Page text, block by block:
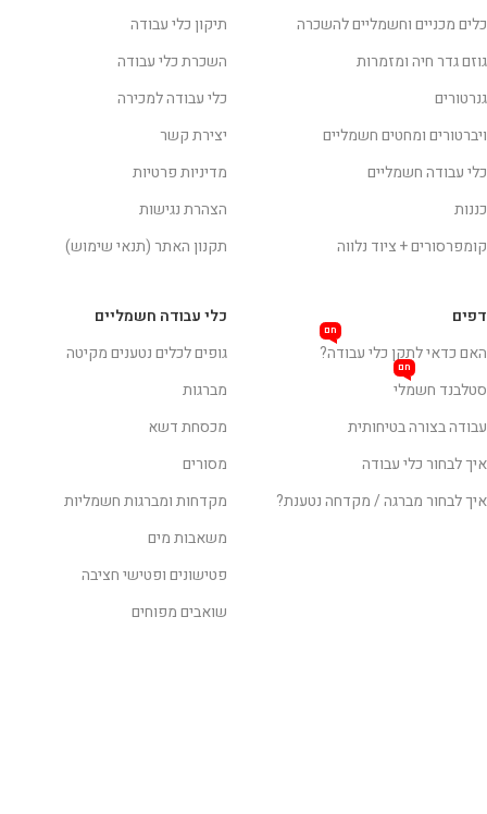
תיקון כלי עבודה
השכרת כלי עבודה
כלי עבודה למכירה
יצירת קשר
מדיניות פרטיות
הצהרת נגישות
תקנון האתר (תנאי שימוש)
כלים מכניים וחשמליים להשכרה
גוזם גדר חיה ומזמרות
גנרטורים
ויברטורים ומחטים חשמליים
כלי עבודה חשמליים
כננות
קומפרסורים + ציוד נלווה
כלי עבודה חשמליים
גופים לכלים נטענים מקיטה
מברגות
מכסחת דשא
מסורים
מקדחות ומברגות חשמליות
משאבות מים
פטישונים ופטישי חציבה
שואבים מפוחים
דפים
האם כדאי לתקן כלי עבודה?
חם
סטלבנד חשמלי
חם
עבודה בצורה בטיחותית
איך לבחור כלי עבודה
איך לבחור מברגה / מקדחה נטענת?